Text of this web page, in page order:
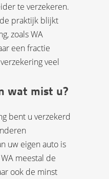
te verzekeren.
praktijk blijkt
zoals WA
een fractie
veel
wat mist u?
bent u verzekerd
uw eigen auto is
meestal de
ook de minst